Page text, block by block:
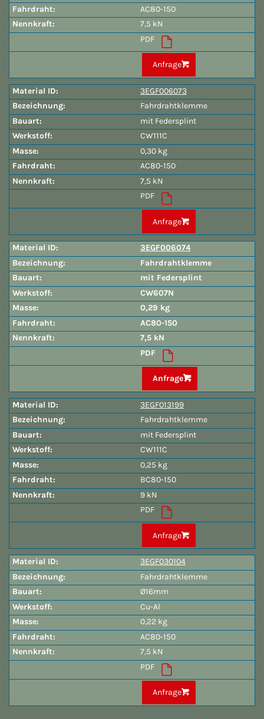
AC80-150
7,5 kN
PDF
Anfrage
3EGF006073
Fahrdrahtklemme
mit Federsplint
CW111C
0,30 kg
AC80-150
7,5 kN
PDF
Anfrage
3EGF006074
Fahrdrahtklemme
mit Federsplint
CW607N
0,29 kg
AC80-150
7,5 kN
PDF
Anfrage
3EGF013199
Fahrdrahtklemme
mit Federsplint
CW111C
0,25 kg
BC80-150
9 kN
PDF
Anfrage
3EGF030104
Fahrdrahtklemme
Ø16mm
Cu-Al
0,22 kg
AC80-150
7,5 kN
PDF
Anfrage